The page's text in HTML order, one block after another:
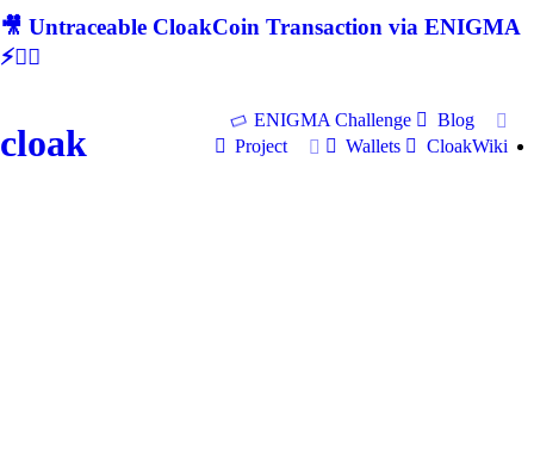
🎥 Untraceable CloakCoin Transaction via ENIGMA
⚡🕵‍♂
cloak
ENIGMA Challenge
Blog
Project
Wallets CloakWiki